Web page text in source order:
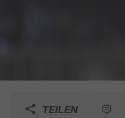
TEILEN